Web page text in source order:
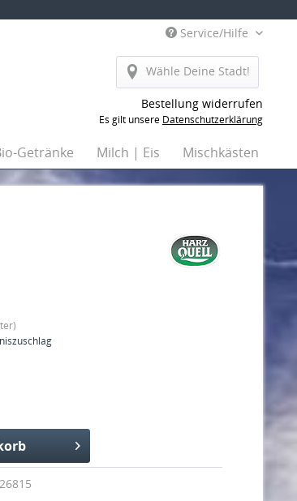
Service/Hilfe
Wähle Deine Stadt!
Bestellung widerrufen
Es gilt unsere Datenschutzerklärung
Getränke Milch | Eis Mischkästen
26815